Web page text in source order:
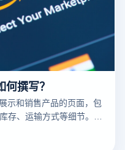
撰写？
示和销售产品的页面，包
存、运输方式等细节。一
潜在买家，增加销量。以
包括什么？如何撰写？